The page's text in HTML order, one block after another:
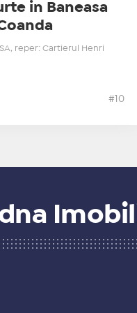
in Baneasa
reper: Cartierul Henri
#10